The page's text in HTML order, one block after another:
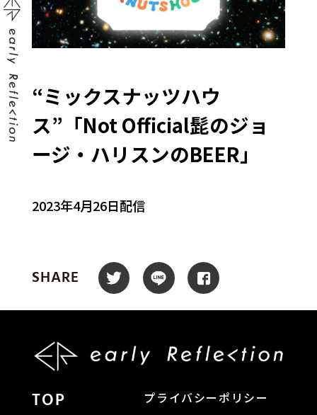
“ミックスナッツハウ
ス”「Not Official髭のジョ
ージ・ハリスンのBEER」
2023年4月26日配信
SHARE
TOP プライバシーポリシー